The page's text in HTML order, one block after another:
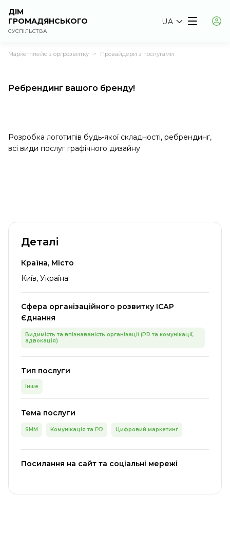
ДІМ
ГРОМАДЯНСЬКОГО
СУСПІЛЬСТВА
UA
Маркетплейс з оргрозвитку > Провайдери з послугами
Ребрендинг вашого бренду!
Розробка логотипів будь-якої складності, ребрендинг,
всі види послуг графічного дизайну
Деталі
Країна, Місто
Київ, Україна
Сфера організаційного розвитку ІСАР
Єднання
Видимість та впізнаваність організації (PR та комунікації,
адвокація)
Тип послуги
Інше
Тема послуги
SMM Комунікація та PR Цифровий маркетинг
Посилання на сайт та соціальні мережі